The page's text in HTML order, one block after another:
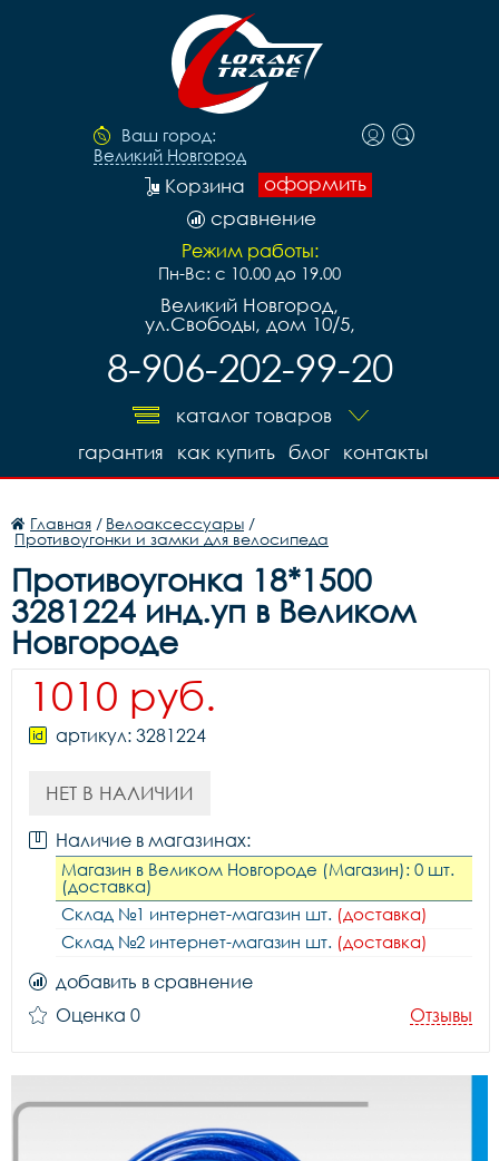
Ваш город:
Великий Новгород
оформить
Корзина
сравнение
Режим работы:
Пн-Вс: с 10.00 до 19.00
Великий Новгород,
ул.Свободы, дом 10/5,
8-906-202-99-20
каталог товаров
контакты
блог
как купить
гарантия
Главная / Велоаксессуары /
Противоугонки и замки для велосипеда
Противоугонка 18*1500
3281224 инд.уп в Великом
Новгороде
1010 руб.
артикул: 3281224
НЕТ В НАЛИЧИИ
Наличие в магазинах:
Магазин в Великом Новгороде (Магазин): 0 шт.
(доставка)
Склад №1 интернет-магазин шт. (доставка)
Склад №2 интернет-магазин шт. (доставка)
добавить в сравнение
Оценка 0
Отзывы